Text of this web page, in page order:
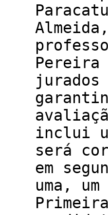
Pereira
jurados
inclui
será
em
uma,